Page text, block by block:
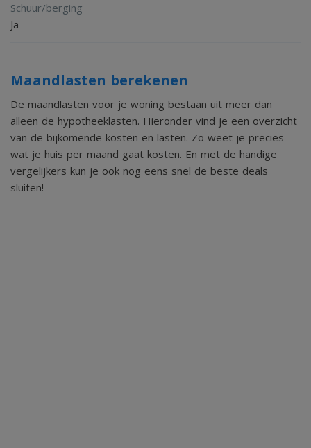
Schuur/berging
Ja
Maandlasten berekenen
De maandlasten voor je woning bestaan uit meer dan
alleen de hypotheeklasten. Hieronder vind je een overzicht
van de bijkomende kosten en lasten. Zo weet je precies
wat je huis per maand gaat kosten. En met de handige
vergelijkers kun je ook nog eens snel de beste deals
sluiten!